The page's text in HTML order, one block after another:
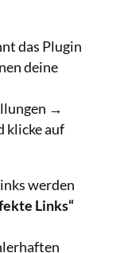
das Plugin
deine
→
klicke auf
werden
Links“